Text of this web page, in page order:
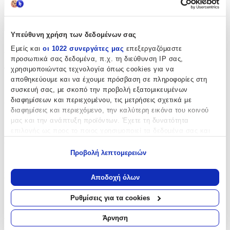
Υπεύθυνη χρήση των δεδομένων σας
Εμείς και οι 1022 συνεργάτες μας επεξεργαζόμαστε
προσωπικά σας δεδομένα, π.χ. τη διεύθυνση IP σας,
χρησιμοποιώντας τεχνολογία όπως cookies για να
αποθηκεύουμε και να έχουμε πρόσβαση σε πληροφορίες στη
συσκευή σας, με σκοπό την προβολή εξατομικευμένων
διαφημίσεων και περιεχομένου, τις μετρήσεις σχετικά με
διαφημίσεις και περιεχόμενο, την καλύτερη εικόνα του κοινού
μας και την ανάπτυξη προϊόντων. Έχετε τη δυνατότητα
Να συλλέξουμε πληροφορίες σχετικά με τη γεωγραφική
σας τοποθεσία, οι οποίες μπορεί να είναι ακριβείς σε
απόσταση μερικών μέτρων
Να αναγνωρίσουμε τη συσκευή σας σαρώνοντας ενεργά
για συγκεκριμένα χαρακτηριστικά (δακτυλικό αποτύπωμα)
Μάθετε περισσότερα σχετικά με τον τρόπο επεξεργασίας των
Προβολή λεπτομερειών
Αποδοχή όλων
Ρυθμίσεις για τα cookies
Άρνηση
Χαρακτηριστικά
Χαρακτηριστικά
Τύπος:
Μπρελόκ
Υλικό
Μεταλλικό
Κατασκευαστής
Gadgetmaster
Αξιολογήσεις